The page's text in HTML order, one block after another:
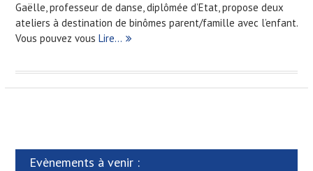
Gaëlle, professeur de danse, diplômée d’Etat, propose deux
ateliers à destination de binômes parent/famille avec l’enfant.
Vous pouvez vous Lire…
Evènements à venir :